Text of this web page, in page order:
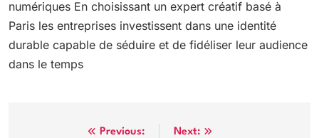
numériques En choisissant un expert créatif basé à
Paris les entreprises investissent dans une identité
durable capable de séduire et de fidéliser leur audience
dans le temps
Previous: Next: